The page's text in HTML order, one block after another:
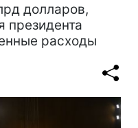
долларов,
президента
расходы